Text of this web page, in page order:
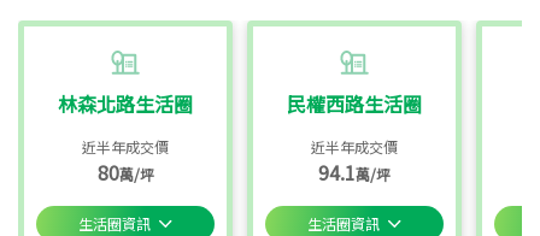
林森北路生活圈
近半年成交價
80萬/坪
生活圈資訊
民權西路生活圈
近半年成交價
94.1萬/坪
生活圈資訊